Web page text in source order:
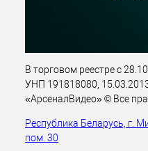
В торговом реестре с
УНП 191818080,
«АрсеналВидео» © Все
Республика Беларусь, г.
пом. 30